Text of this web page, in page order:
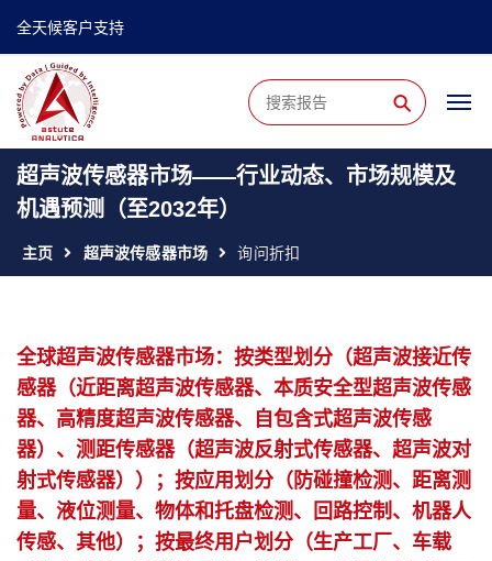
全天候客户支持
⚲
超声波传感器市场——行业动态、市场规模及
机遇预测（至2032年）
主页 超声波传感器市场 询问折扣
全球超声波传感器市场：按类型划分（超声波接近传
感器（近距离超声波传感器、本质安全型超声波传感
器、高精度超声波传感器、自包含式超声波传感
器）、测距传感器（超声波反射式传感器、超声波对
射式传感器））；按应用划分（防碰撞检测、距离测
量、液位测量、物体和托盘检测、回路控制、机器人
传感、其他）；按最终用户划分（生产工厂、车载